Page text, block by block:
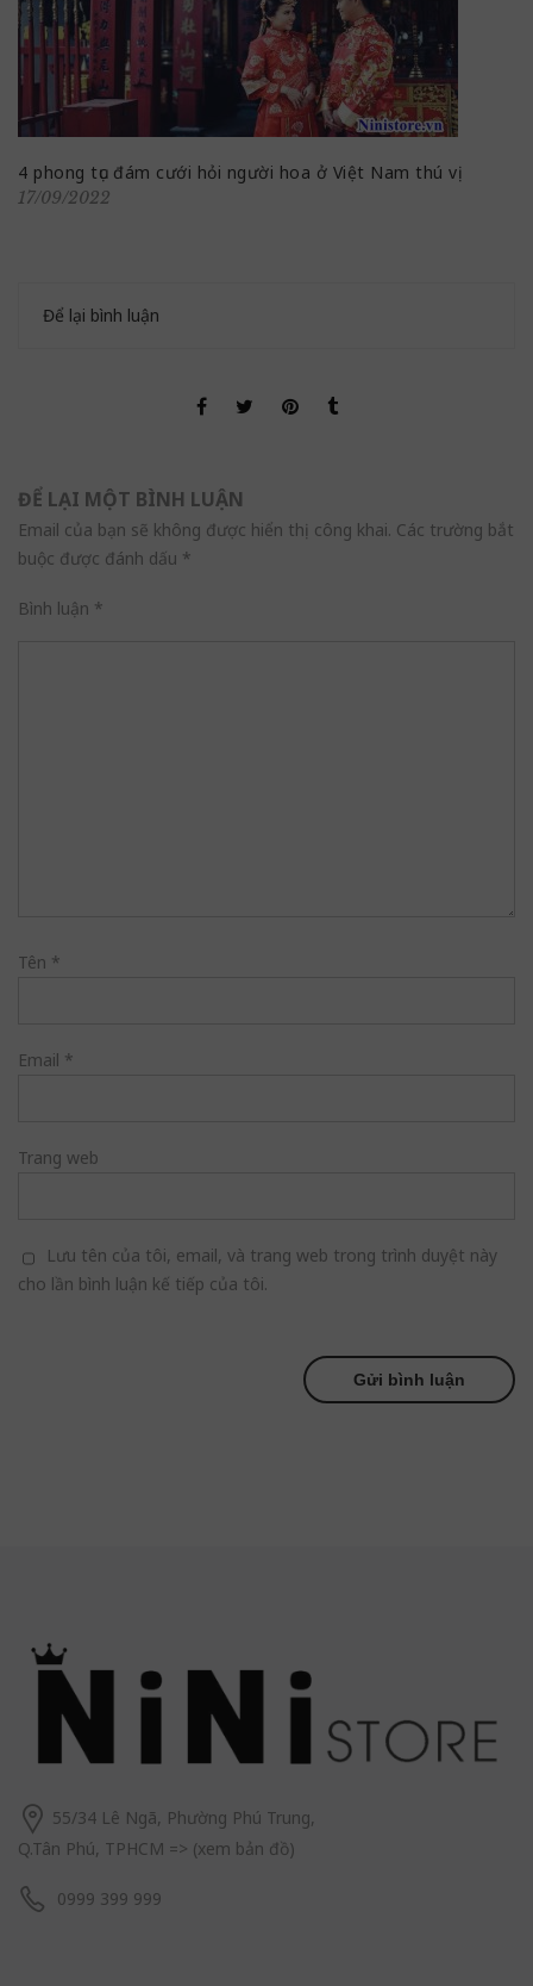
4 phong tục đám cưới hỏi người hoa ở Việt Nam thú vị
17/09/2022
Để lại bình luận
ĐỂ LẠI MỘT BÌNH LUẬN
Email của bạn sẽ không được hiển thị công khai. Các trường bắt
buộc được đánh dấu *
Bình luận *
Tên *
Email *
Trang web
Lưu tên của tôi, email, và trang web trong trình duyệt này
cho lần bình luận kế tiếp của tôi.
55/34 Lê Ngã, Phường Phú Trung,
Q.Tân Phú, TPHCM => (xem bản đồ)
0999 399 999